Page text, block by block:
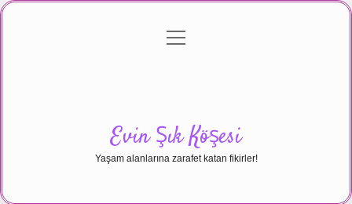
Gizlilik Politikası
menüyü
Evin Şık Köşesi
Yaşam alanlarına zarafet katan fikirler!